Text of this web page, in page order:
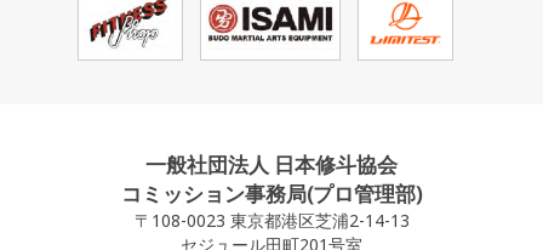
一般社団法人 日本修斗協会
コミッション事務局(プロ管理部)
〒108-0023 東京都港区芝浦2-14-13
セジュール田町201号室